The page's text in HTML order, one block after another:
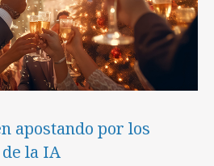
apostando por los
la IA